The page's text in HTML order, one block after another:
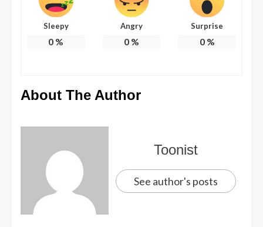
Sleepy
0 %
Angry
0%
Surprise
0%
About The Author
Toonist
See author's posts